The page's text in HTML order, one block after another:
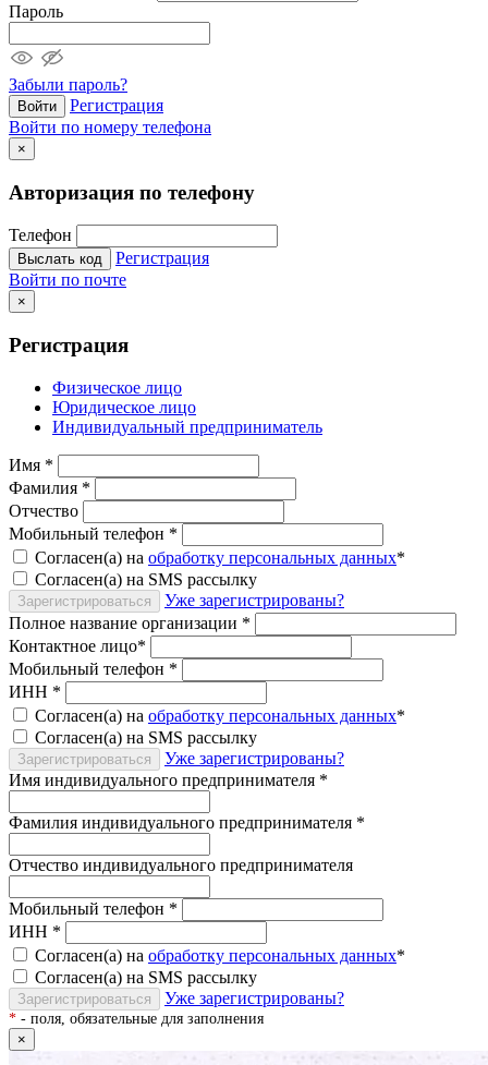
Пароль
Забыли пароль?
Войти
Регистрация
Войти по номеру телефона
×
Авторизация по телефону
Телефон
Выслать код
Регистрация
Войти по почте
×
Регистрация
Физическое лицо
Юридическое лицо
Индивидуальный предприниматель
Имя *
Фамилия *
Отчество
Мобильный телефон *
Согласен(а) на обработку персональных данных*
Согласен(а) на SMS рассылку
Зарегистрироваться
Уже зарегистрированы?
Полное название организации *
Контактное лицо*
Мобильный телефон *
ИНН *
Согласен(а) на обработку персональных данных*
Согласен(а) на SMS рассылку
Зарегистрироваться
Уже зарегистрированы?
Имя индивидуального предпринимателя *
Фамилия индивидуального предпринимателя *
Отчество индивидуального предпринимателя
Мобильный телефон *
ИНН *
Согласен(а) на обработку персональных данных*
Согласен(а) на SMS рассылку
Зарегистрироваться Уже зарегистрированы?
* - поля, обязательные для заполнения
×